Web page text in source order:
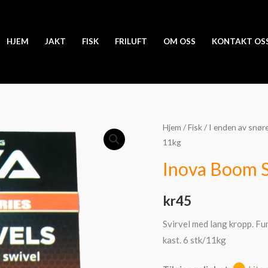
HJEM JAKT FISK FRILUFT OM OSS KONTAKT
Hjem /Fisk/ I enden av
11kg
Inova Boom
kr45
Svirvel med lang kropp.
kast. 6 stk/11kg
Inova
Boom
6stk.
antall